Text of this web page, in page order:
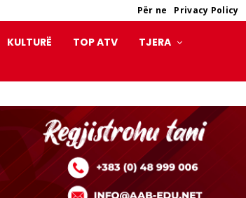
Për ne Privacy Policy
KULTURË TOP ATV TJERA